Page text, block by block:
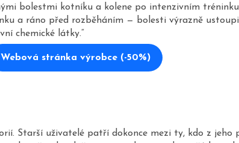
bolestmi kotníku a kolene po intenzivním
a ráno před rozběháním — bolesti výrazně
chemické látky.“
Webová stránka výrobce (-50%)
Starší uživatelé patří dokonce mezi ty, kdo z